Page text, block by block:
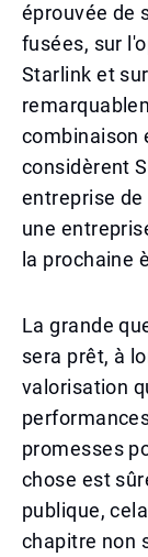
éprouvée de
fusées, sur
Starlink et
combinaison
considèrent
entreprise
une
la prochaine
La grande
sera prêt, à
valorisation
promesses
chose est
publique,
chapitre non